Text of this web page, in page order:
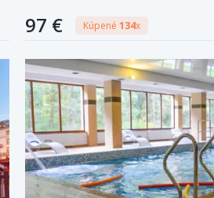
97 € Kúpené 134x